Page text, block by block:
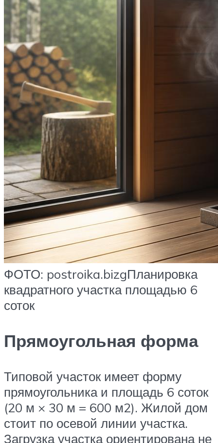
ФОТО: postroika.bizgПланировка
квадратного участка площадью 6
соток
Прямоугольная форма
Типовой участок имеет форму
прямоугольника и площадь 6 соток
(20 м × 30 м = 600 м2). Жилой дом
стоит по осевой линии участка.
Загрузка участка ориентирована не